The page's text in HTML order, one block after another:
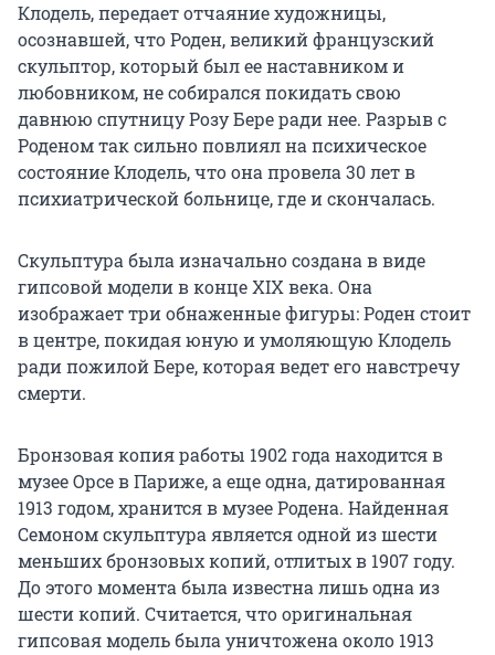
Клодель, передает отчаяние художницы,
осознавшей, что Роден, великий французский
скульптор, который был ее наставником и
любовником, не собирался покидать свою
давнюю спутницу Розу Бере ради нее. Разрыв с
Роденом так сильно повлиял на психическое
состояние Клодель, что она провела 30 лет в
психиатрической больнице, где и скончалась.
Скульптура была изначально создана в виде
гипсовой модели в конце XIX века. Она
изображает три обнаженные фигуры: Роден стоит
в центре, покидая юную и умоляющую Клодель
ради пожилой Бере, которая ведет его навстречу
смерти.
Бронзовая копия работы 1902 года находится в
музее Орсе в Париже, а еще одна, датированная
1913 годом, хранится в музее Родена. Найденная
Семоном скульптура является одной из шести
меньших бронзовых копий, отлитых в 1907 году.
До этого момента была известна лишь одна из
шести копий. Считается, что оригинальная
гипсовая модель была уничтожена около 1913